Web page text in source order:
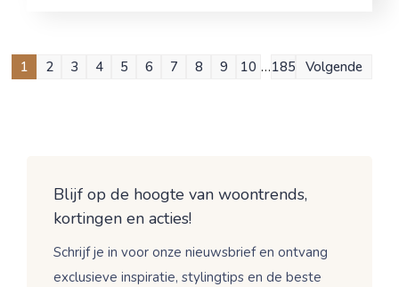
1 2 3 4 5 6 7 8 9 10 …185 Volgende
Blijf op de hoogte van woontrends,
kortingen en acties!
Schrijf je in voor onze nieuwsbrief en ontvang
exclusieve inspiratie, stylingtips en de beste